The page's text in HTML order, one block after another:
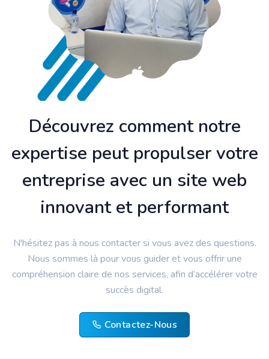
Découvrez comment notre
expertise peut propulser votre
entreprise avec un site web
innovant et performant
N'hésitez pas à nous contacter si vous avez des questions.
Nous sommes là pour vous guider et vous offrir une
compréhension claire de nos services, afin d’accélérer votre
succès digital.
Contactez-Nous